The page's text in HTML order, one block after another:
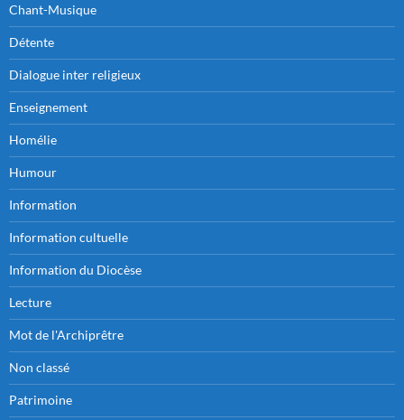
Chant-Musique
Détente
Dialogue inter religieux
Enseignement
Homélie
Humour
Information
Information cultuelle
Information du Diocèse
Lecture
Mot de l'Archiprêtre
Non classé
Patrimoine